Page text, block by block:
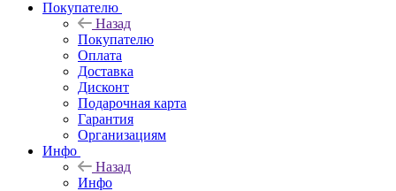
Покупателю
Назад
Покупателю
Оплата
Доставка
Дисконт
Подарочная карта
Гарантия
Организациям
Инфо
Назад
Инфо